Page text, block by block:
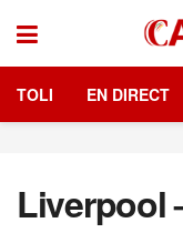
TOLI EN DIRECT
Liverpool